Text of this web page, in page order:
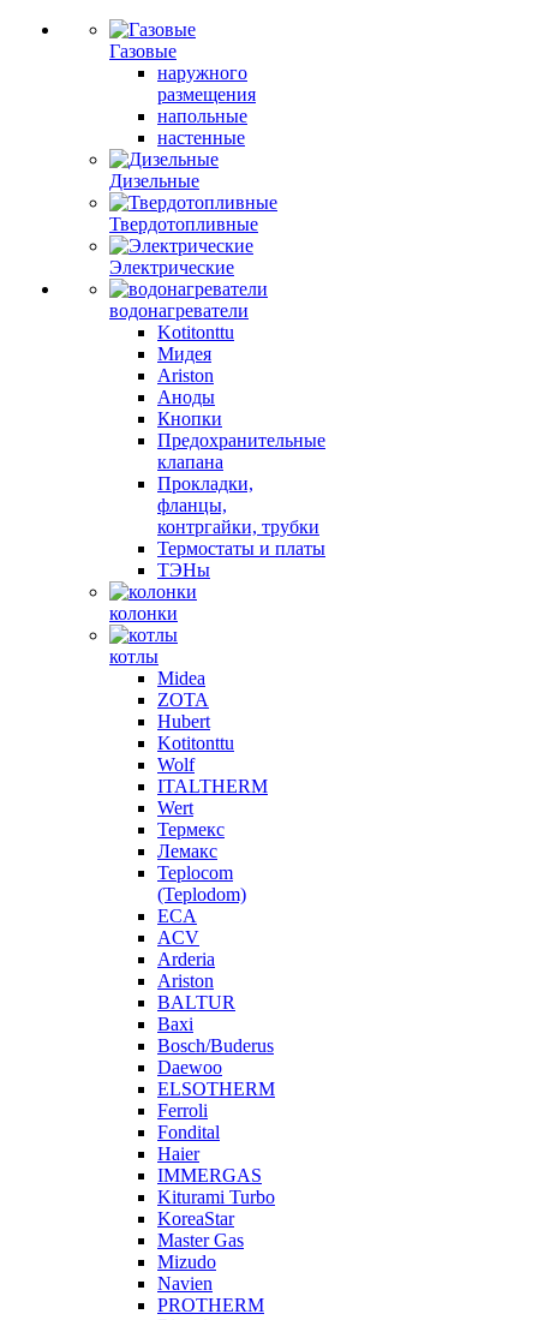
Газовые
наружного
размещения
напольные
настенные
Дизельные
Твердотопливные
Электрические
водонагреватели
Kotitonttu
Мидея
Ariston
Аноды
Кнопки
Предохранительные
клапана
Прокладки,
фланцы,
контргайки, трубки
Термостаты и платы
ТЭНы
колонки
котлы
Midea
ZOTA
Hubert
Kotitonttu
Wolf
ITALTHERM
Wert
Термекс
Лемакс
Teplocom
(Teplodom)
ECA
ACV
Arderia
Ariston
BALTUR
Baxi
Bosch/Buderus
Daewoo
ELSOTHERM
Ferroli
Fondital
Haier
IMMERGAS
Kiturami Turbo
KoreaStar
Master Gas
Mizudo
Navien
PROTHERM